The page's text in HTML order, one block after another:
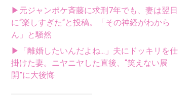
▶元ジャンポケ斉藤に求刑7年でも、妻は翌日
に“楽しすぎた“と投稿。「その神経がわから
ん」と騒然
▶「離婚したいんだよね...」夫にドッキリを仕
掛けた妻。ニヤニヤした直後、“笑えない展
開”に大後悔